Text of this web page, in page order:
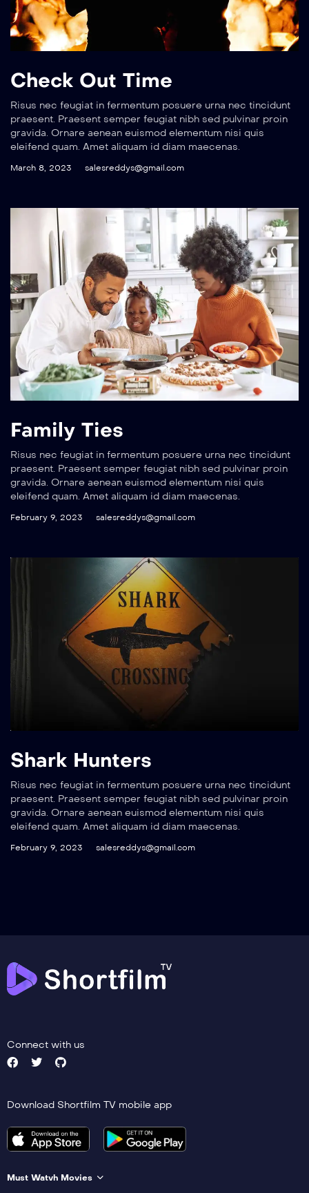
Check Out Time
Risus nec feugiat in fermentum posuere urna nec tincidunt
praesent. Praesent semper feugiat nibh sed pulvinar proin
gravida. Ornare aenean euismod elementum nisi quis
eleifend quam. Amet aliquam id diam maecenas.
March 8, 2023 salesreddys@gmail.com
Family Ties
Risus nec feugiat in fermentum posuere urna nec tincidunt
praesent. Praesent semper feugiat nibh sed pulvinar proin
gravida. Ornare aenean euismod elementum nisi quis
eleifend quam. Amet aliquam id diam maecenas.
February 9, 2023 salesreddys@gmail.com
Shark Hunters
Risus nec feugiat in fermentum posuere urna nec tincidunt
praesent. Praesent semper feugiat nibh sed pulvinar proin
gravida. Ornare aenean euismod elementum nisi quis
eleifend quam. Amet aliquam id diam maecenas.
February 9, 2023 salesreddys@gmail.com
Connect with us
Download Shortfilm TV mobile app
Must Watvh Movies